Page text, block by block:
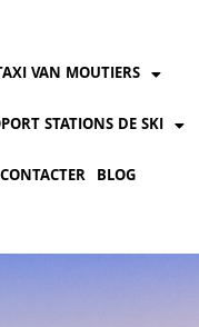
VAN MOUTIERS
STATIONS DE SKI
BLOG